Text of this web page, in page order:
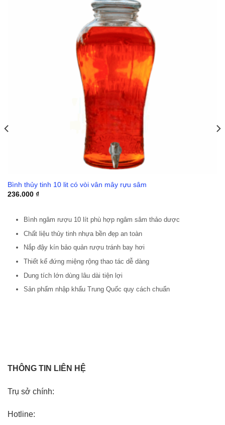
Bình thủy tinh 10 lit có vòi vân mây rựu sâm
236.000 ₫
Bình ngâm rượu 10 lít phù hợp ngâm sâm thảo dược
Chất liệu thủy tinh nhựa bền đẹp an toàn
Nắp đậy kín bảo quản rượu tránh bay hơi
Thiết kế đứng miệng rộng thao tác dễ dàng
Dung tích lớn dùng lâu dài tiện lợi
Sản phẩm nhập khẩu Trung Quốc quy cách chuẩn
THÔNG TIN LIÊN HỆ
Trụ sở chính:
Hotline: